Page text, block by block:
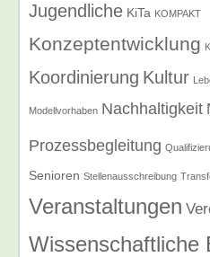
Jugendliche KiTa KOMPAKT
Konzeptentwicklung
Koordinierung Kultur
Modellvorhaben Nachhaltigkeit
Prozessbegleitung
Senioren Stellenausschreibung
Veranstaltungen
Wissenschaftliche